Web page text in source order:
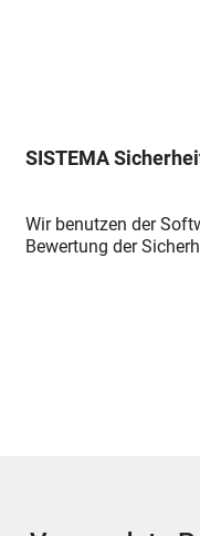
SISTEMA
Wir benutzen der
Bewertung der